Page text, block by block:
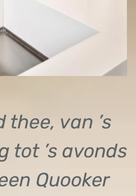
van ’s
tot ’s avonds
Quooker